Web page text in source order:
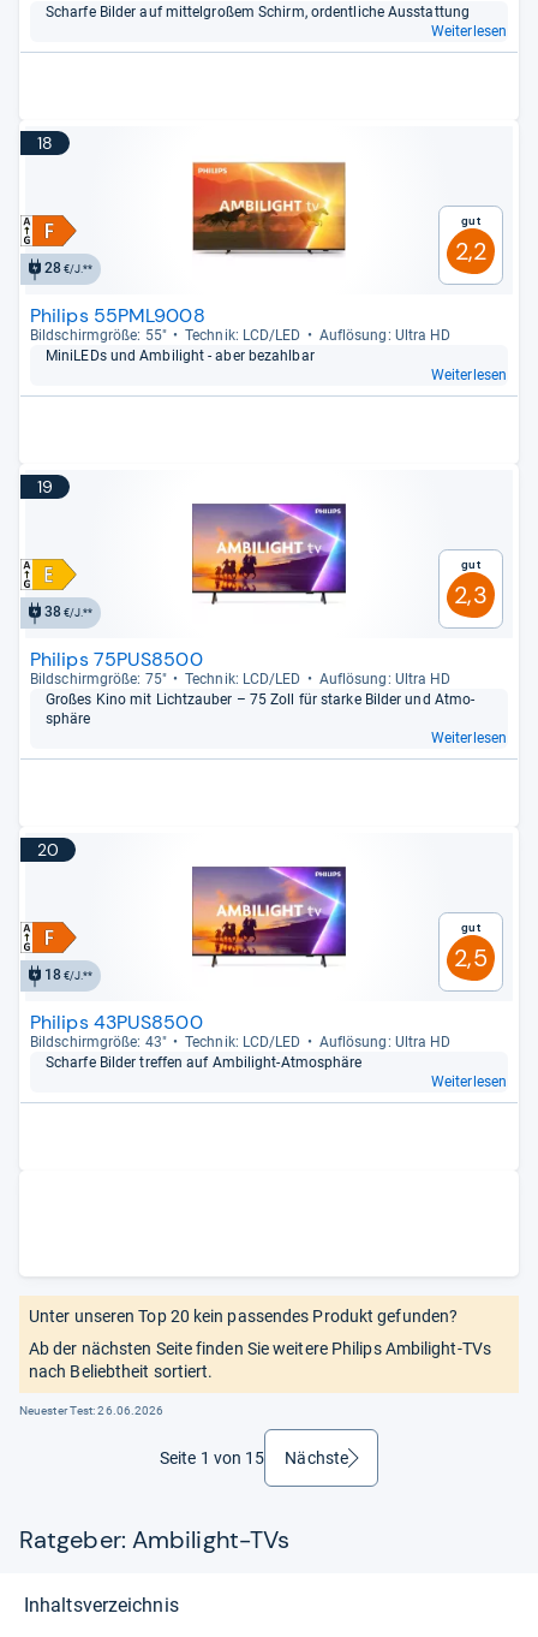
Scharfe Bil­der auf mit­tel­großem Schirm, ordent­li­che Aus­stat­tung
Weiterlesen
18
28€/J.**
Gut
2,2
Philips 55PML9008
Bild­schirm­größe: 55" Tech­nik: LCD/LED
Auf­lö­sung: Ultra HD
Mini­LEDs und Ambi­light -​ aber bezahl­bar
Weiterlesen
19
38€/J.**
Gut
2,3
Philips 75PUS8500
Bild­schirm­größe: 75" Tech­nik: LCD/LED
Auf­lö­sung: Ultra HD
Großes Kino mit Lichtzau­ber – 75 Zoll für starke Bil­der und Atmo­
sphäre
Weiterlesen
20
18€/J.**
Gut
2,5
Philips 43PUS8500
Bild­schirm­größe: 43" Tech­nik: LCD/LED
Auf­lö­sung: Ultra HD
Scharfe Bil­der tref­fen auf Ambi­light-​Atmo­sphäre
Weiterlesen
Unter unseren Top 20 kein passendes Produkt gefunden?
Ab der nächsten Seite finden Sie weitere Philips Ambilight-TVs
nach Beliebtheit sortiert.
Neuester Test:26.06.2026
Seite 1 von 15 Nächsteweiter
Ratgeber: Ambilight-TVs
Inhaltsverzeichnis